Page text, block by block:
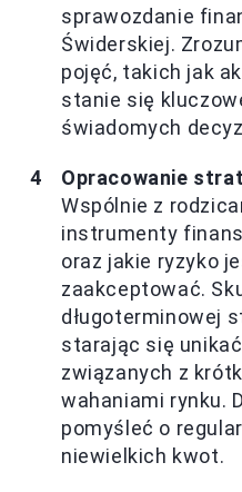
sprawozdanie
Świderskiej.
pojęć, takich jak
stanie się
świadomych
Opracowanie
Wspólnie z
instrumenty
oraz jakie ryzyko
zaakceptować.
długoterminowej
starając się
związanych z
wahaniami rynku.
pomyśleć o
niewielkich kwot.